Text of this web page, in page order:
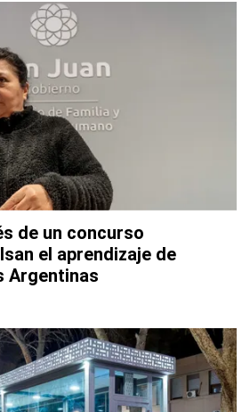
de un concurso
el aprendizaje de
Argentinas